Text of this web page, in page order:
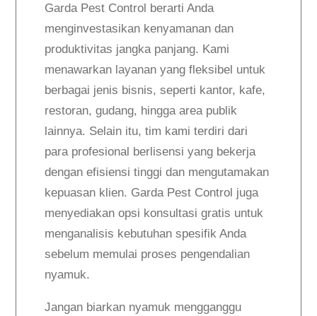
Garda Pest Control berarti Anda
menginvestasikan kenyamanan dan
produktivitas jangka panjang. Kami
menawarkan layanan yang fleksibel untuk
berbagai jenis bisnis, seperti kantor, kafe,
restoran, gudang, hingga area publik
lainnya. Selain itu, tim kami terdiri dari
para profesional berlisensi yang bekerja
dengan efisiensi tinggi dan mengutamakan
kepuasan klien. Garda Pest Control juga
menyediakan opsi konsultasi gratis untuk
menganalisis kebutuhan spesifik Anda
sebelum memulai proses pengendalian
nyamuk.
Jangan biarkan nyamuk mengganggu